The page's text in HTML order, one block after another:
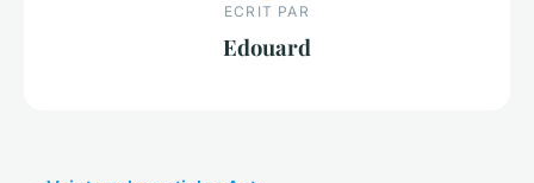
ECRIT PAR
Edouard